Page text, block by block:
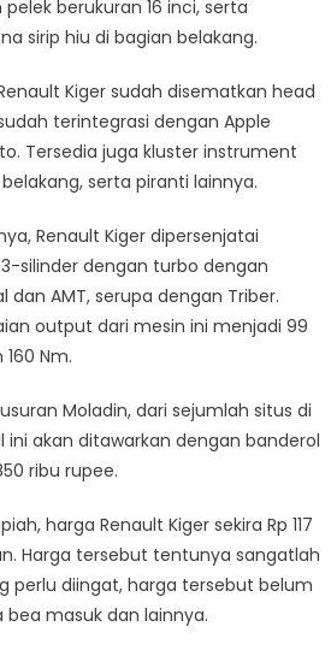
berukuran 16 inci, serta
sirip hiu di bagian belakang.
Kiger sudah disematkan head
terintegrasi dengan Apple
Tersedia juga kluster instrument
serta piranti lainnya.
Renault Kiger dipersenjatai
silinder dengan turbo dengan
AMT, serupa dengan Triber.
output dari mesin ini menjadi 99
Nm.
Moladin, dari sejumlah situs di
ini akan ditawarkan dengan banderol
ribu rupee.
harga Renault Kiger sekira Rp 117
Harga tersebut tentunya sangatlah
perlu diingat, harga tersebut belum
masuk dan lainnya.